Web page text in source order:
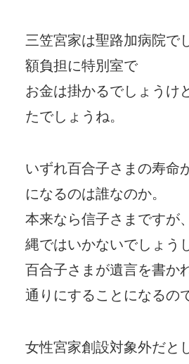
三笠宮家は聖路加病院で
額負担に特別室で
お金は掛かるでしょうけ
たでしょうね。
いずれ百合子さまの寿命
になるのは誰なのか。
本来なら信子さまですが
縄ではいかないでしょう
百合子さまが遺言を書か
通りにすることになるの
女性宮家創設対象外だと